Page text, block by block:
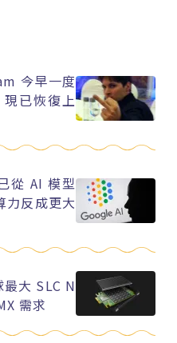
今早一度
已恢復上
從 AI 模型
力反成更大
大 SLC N
需求